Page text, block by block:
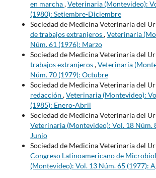
en marcha,Veterinaria (Montevideo):
(1980): Setiembre-Diciembre
Sociedad de Medicina Veterinaria del
de trabajos extranjeros,Veterinaria
Núm. 61 (1976): Marzo
Sociedad de Medicina Veterinaria del
trabajos extranjeros,Veterinaria
Núm. 70 (1979): Octubre
Sociedad de Medicina Veterinaria del
redacción ,Veterinaria (Montevideo):
(1985): Enero-Abril
Sociedad de Medicina Veterinaria del
Veterinaria (Montevideo): Vol. 18 Núm.
Junio
Sociedad de Medicina Veterinaria del
Congreso Latinoamericano de
(Montevideo): Vol. 13 Núm. 65 (1977):